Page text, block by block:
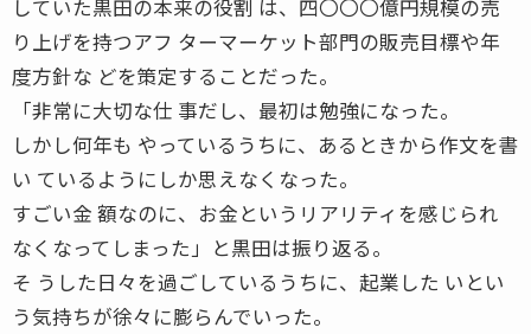
していた黒田の本来の役割 は、四〇〇〇億円規模の売
り上げを持つアフ ターマーケット部門の販売目標や年
度方針な どを策定することだった。
「非常に大切な仕 事だし、最初は勉強になった。
しかし何年も やっているうちに、あるときから作文を書
い ているようにしか思えなくなった。
すごい金 額なのに、お金というリアリティを感じられ
なくなってしまった」と黒田は振り返る。
そ うした日々を過ごしているうちに、起業した いとい
う気持ちが徐々に膨らんでいった。